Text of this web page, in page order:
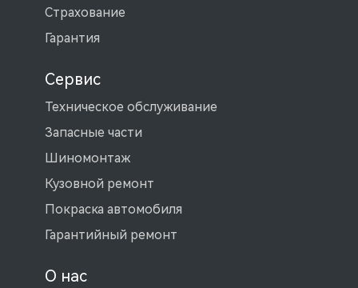
Страхование
Гарантия
Сервис
Техническое обслуживание
Запасные части
Шиномонтаж
Кузовной ремонт
Покраска автомобиля
Гарантийный ремонт
О нас